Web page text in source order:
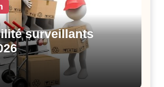
surveillants